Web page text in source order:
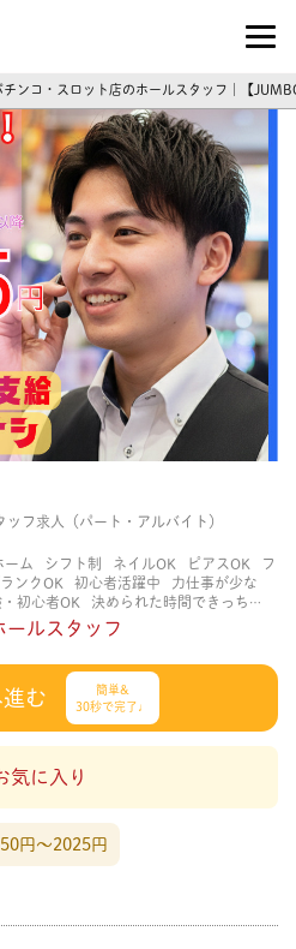
チンコ求人・転職ならパチンコヒーロ
チンコ・スロット店のホールスタッフ｜【
フ求人（パート・アルバイト）
ーム シフト制 ネイルOK ピアスOK
フ
ンクOK 初心者活躍中
力仕事が少な
初心者OK
決められた時間できっちり
自分の都合に合わせやすい
ールスタッフ
む
簡単&
30秒で完了♩
気に入り
円〜2025円